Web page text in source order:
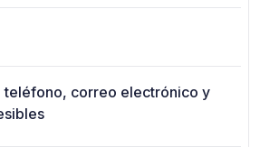
teléfono, correo electrónico y